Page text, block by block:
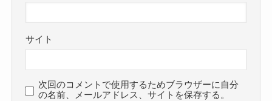
サイト
次回のコメントで使用するためブラウザーに自分
の名前、メールアドレス、サイトを保存する。